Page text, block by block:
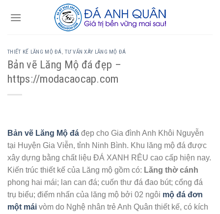
THIẾT KẾ LĂNG MỘ ĐÁ,TƯ VẤN XÂY LĂNG MỘ ĐÁ
Bản vẽ Lăng Mộ đá đẹp –
https://modacaocap.com
Bản vẽ Lăng Mộ đá đẹp cho Gia đình Anh Khôi Nguyễn
tại Huyện Gia Viễn, tỉnh Ninh Bình. Khu lăng mộ đá được
xây dựng bằng chất liệu ĐÁ XANH RÊU cao cấp hiện nay.
Kiến trúc thiết kế của Lăng mộ gồm có: Lăng thờ cánh
phong hai mái; lan can đá; cuốn thư đá đao bút; cổng đá
trụ biểu; điểm nhấn của lăng mộ bởi 02 ngôi mộ đá đơn
một mái vòm do Nghệ nhân trẻ Anh Quân thiết kế, có kích